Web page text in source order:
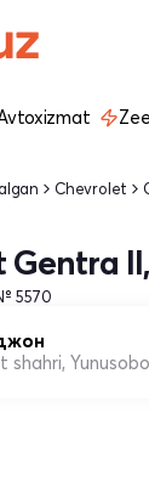
Chevrolet
5570
shahri,